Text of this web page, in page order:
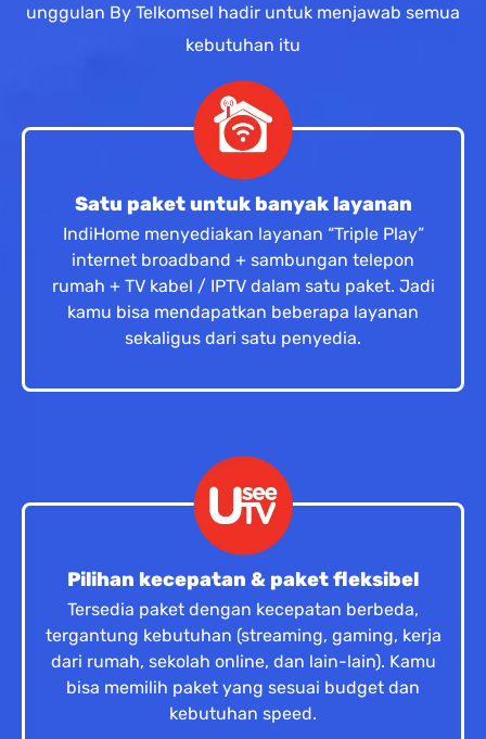
unggulan By Telkomsel hadir untuk menjawab semua
kebutuhan itu
Satu paket untuk banyak layanan
IndiHome menyediakan layanan “Triple Play”
internet broadband + sambungan telepon
rumah + TV kabel / IPTV dalam satu paket. Jadi
kamu bisa mendapatkan beberapa layanan
sekaligus dari satu penyedia.
Pilihan kecepatan & paket fleksibel
Tersedia paket dengan kecepatan berbeda,
tergantung kebutuhan (streaming, gaming, kerja
dari rumah, sekolah online, dan lain-lain). Kamu
bisa memilih paket yang sesuai budget dan
kebutuhan speed.